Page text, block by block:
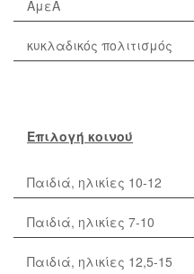
ΑμεΑ
κυκλαδικός πολιτισμός
Επιλογή κοινού
Παιδιά, ηλικίες 10-12
Παιδιά, ηλικίες 7-10
Παιδιά, ηλικίες 12,5-15